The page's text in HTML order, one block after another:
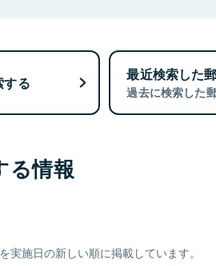
する 最近検索した
過去に検索した
る情報
実施日の新しい順に掲載しています。